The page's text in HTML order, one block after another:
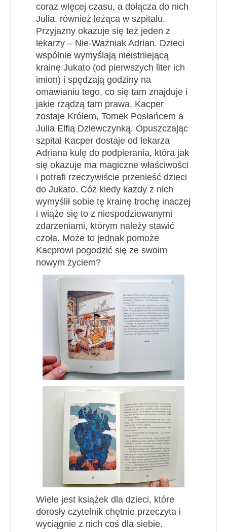
coraz więcej czasu, a dołącza do nich
Julia, również leżąca w szpitalu.
Przyjazny okazuje się też jeden z
lekarzy – Nie-Ważniak Adrian. Dzieci
wspólnie wymyślają nieistniejącą
krainę Jukato (od pierwszych liter ich
imion) i spędzają godziny na
omawianiu tego, co się tam znajduje i
jakie rządzą tam prawa. Kacper
zostaje Królem, Tomek Posłańcem a
Julia Elfią Dziewczynką. Opuszczając
szpital Kacper dostaje od lekarza
Adriana kulę do podpierania, która jak
się okazuje ma magiczne właściwości
i potrafi rzeczywiście przenieść dzieci
do Jukato. Cóż kiedy każdy z nich
wymyślił sobie tę krainę trochę inaczej
i wiąże się to z niespodziewanymi
zdarzeniami, którym należy stawić
czoła. Może to jednak pomoże
Kacprowi pogodzić się ze swoim
nowym życiem?
Wiele jest książek dla dzieci, które
dorosły czytelnik chętnie przeczyta i
wyciągnie z nich coś dla siebie.